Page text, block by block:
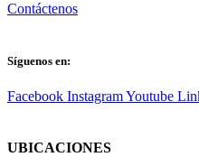
Contáctenos
Síguenos en:
Facebook InstagramYoutube
UBICACIONES